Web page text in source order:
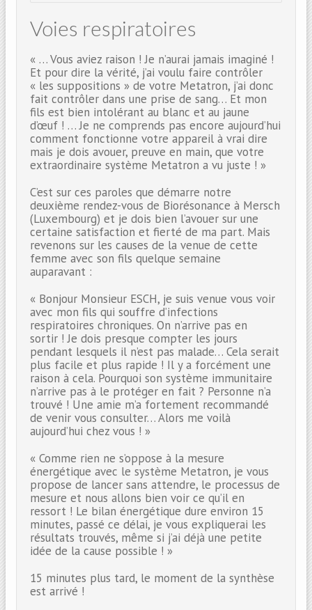
Voies respiratoires
« … Vous aviez raison ! Je n’aurai jamais imaginé !
Et pour dire la vérité, j’ai voulu faire contrôler
« les suppositions » de votre Metatron, j’ai donc
fait contrôler dans une prise de sang… Et mon
fils est bien intolérant au blanc et au jaune
d’œuf ! … Je ne comprends pas encore aujourd’hui
comment fonctionne votre appareil à vrai dire
mais je dois avouer, preuve en main, que votre
extraordinaire système Metatron a vu juste ! »
C’est sur ces paroles que démarre notre
deuxième rendez-vous de Biorésonance à Mersch
(Luxembourg) et je dois bien l’avouer sur une
certaine satisfaction et fierté de ma part. Mais
revenons sur les causes de la venue de cette
femme avec son fils quelque semaine
auparavant :
« Bonjour Monsieur ESCH, je suis venue vous voir
avec mon fils qui souffre d’infections
respiratoires chroniques. On n’arrive pas en
sortir ! Je dois presque compter les jours
pendant lesquels il n’est pas malade… Cela serait
plus facile et plus rapide ! Il y a forcément une
raison à cela. Pourquoi son système immunitaire
n’arrive pas à le protéger en fait ? Personne n’a
trouvé ! Une amie m’a fortement recommandé
de venir vous consulter… Alors me voilà
aujourd’hui chez vous ! »
« Comme rien ne s’oppose à la mesure
énergétique avec le système Metatron, je vous
propose de lancer sans attendre, le processus de
mesure et nous allons bien voir ce qu’il en
ressort ! Le bilan énergétique dure environ 15
minutes, passé ce délai, je vous expliquerai les
résultats trouvés, même si j’ai déjà une petite
idée de la cause possible ! »
15 minutes plus tard, le moment de la synthèse
est arrivé !